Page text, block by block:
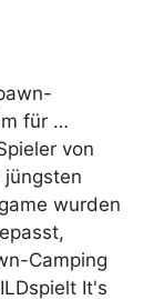
für …
von
jüngsten
wurden
Camping
It's